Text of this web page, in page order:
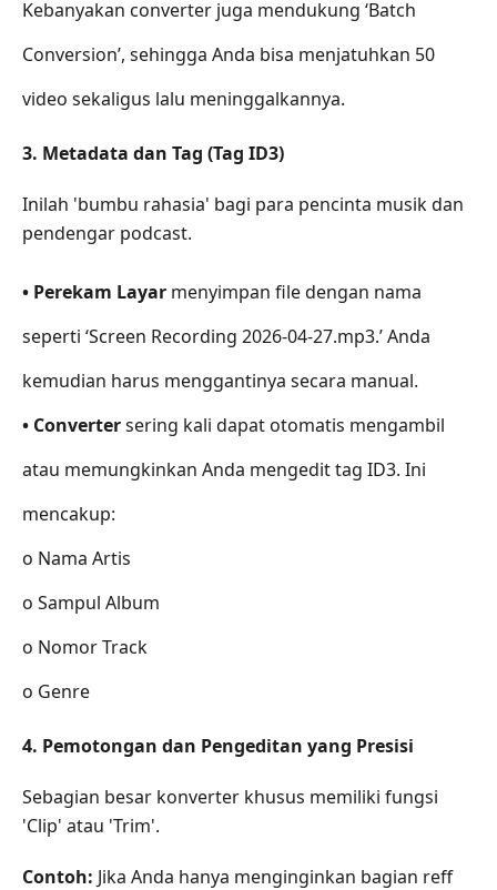
Kebanyakan converter juga mendukung ‘Batch
Conversion’, sehingga Anda bisa menjatuhkan 50
video sekaligus lalu meninggalkannya.
3. Metadata dan Tag (Tag ID3)
Inilah 'bumbu rahasia' bagi para pencinta musik dan
pendengar podcast.
• Perekam Layar menyimpan file dengan nama
seperti ‘Screen Recording 2026-04-27.mp3.’ Anda
kemudian harus menggantinya secara manual.
• Convertersering kali dapat otomatis mengambil
atau memungkinkan Anda mengedit tag ID3. Ini
mencakup:
o Nama Artis
o Sampul Album
o Nomor Track
o Genre
4. Pemotongan dan Pengeditan yang Presisi
Sebagian besar konverter khusus memiliki fungsi
'Clip' atau 'Trim'.
Contoh: Jika Anda hanya menginginkan bagian reff